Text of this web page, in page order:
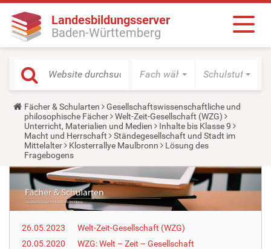
Landesbildungsserver
Baden-Württemberg
Fach wählen Schulstufe
Y
o
u
a
r
e
h
e
e
Fächer & Schularten
Gesellschaftswissenschaftliche und
philosophische Fächer
Welt-Zeit-Gesellschaft (WZG)
Unterricht, Materialien und Medien
Inhalte bis Klasse 9
Macht und Herrschaft
Ständegesellschaft und Stadt im
Mittelalter
Klosterrallye Maulbronn
Lösung des
Fragebogens
26.05.2023
Welt-Zeit-Gesellschaft (WZG)
20.05.2020
WZG: Welt – Zeit – Gesellschaft